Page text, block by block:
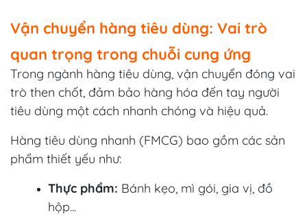
Vận chuyển hàng tiêu dùng: Vai trò
quan trọng trong chuỗi cung ứng
Trong ngành hàng tiêu dùng, vận chuyển đóng vai
trò then chốt, đảm bảo hàng hóa đến tay người
tiêu dùng một cách nhanh chóng và hiệu quả.
Hàng tiêu dùng nhanh (FMCG) bao gồm các sản
phẩm thiết yếu như:
Thực phẩm: Bánh kẹo, mì gói, gia vị, đồ
hộp...